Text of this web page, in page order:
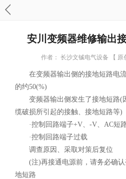
安川变频器维修输出
作者： 长沙文铖电气设备 【 原
在变频器输出侧的接地短路电流
的约50(%)
变频器输出侧发生了接地短路(
缆破损所引起的接触、接地短路等)
·控制回路端子+V、-V、AC短
·控制回路端子过载
调查原因、采取对策后复位
(注)再接通电源前，请务必确认
地短路